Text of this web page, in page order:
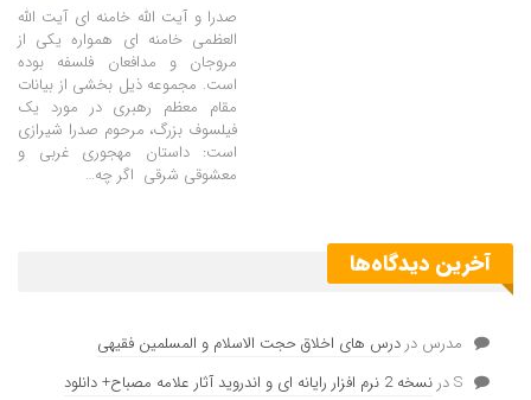
صدرا و آیت الله خامنه ای آیت الله
العظمی خامنه ای همواره یکی از
مروجان و مدافعان فلسفه بوده
است. مجموعه ذیل بخشی از بیانات
مقام معظم رهبری در مورد یک
فیلسوف بزرگ، مرحوم صدرا شیرازی
است: داستان مهجوری غربی و
معشوقی شرقی اگر چه…
آخرین دیدگاه‌ها
مدرس در درس های اخلاق حجت الاسلام و المسلمین فقیهی
Sدر نسخه 2 نرم افزار رایانه ای و اندروید آثار علامه مصباح+ دانلود